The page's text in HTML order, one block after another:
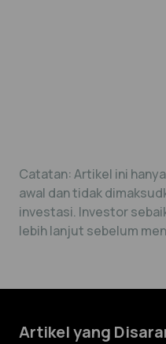
Catatan: Artikel ini
awal dan tidak
investasi. Investor
lebih lanjut sebelum
Artikel yang